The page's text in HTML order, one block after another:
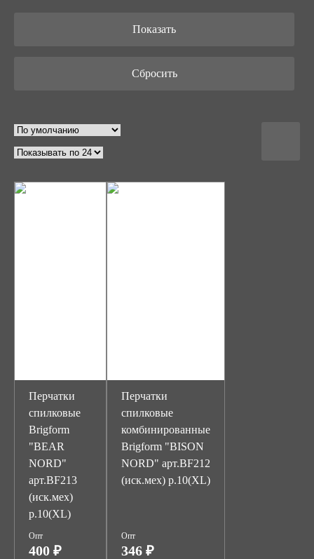
Перчатки
спилковые
Brigform
"BEAR
NORD"
арт.BF213
(иск.мех)
р.10(XL)
Опт
400 ₽
Перчатки
спилковые
комбинированные
Brigform "BISON
NORD" арт.BF212
(иск.мех) р.10(XL)
Опт
346 ₽